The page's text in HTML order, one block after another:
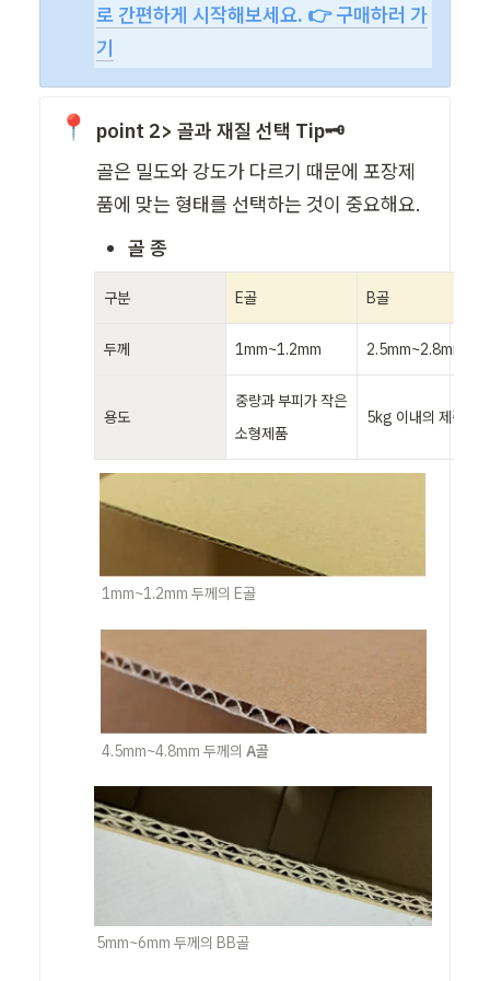
로 간편하게 시작해보세요. 👉 구매하러 가
기
📍
point 2> 골과 재질 선택 Tip🗝️
골은 밀도와 강도가 다르기 때문에 포장제
품에 맞는 형태를 선택하는 것이 중요해요.
골 종
구분 E골 B골
두께 1mm~1.2mm 2.5mm~2.8mm
용도
중량과 부피가 작은
소형제품
5kg 이내의 제품
1mm~1.2mm 두께의 E골
4.5mm~4.8mm 두께의 A골
5mm~6mm 두께의 BB골